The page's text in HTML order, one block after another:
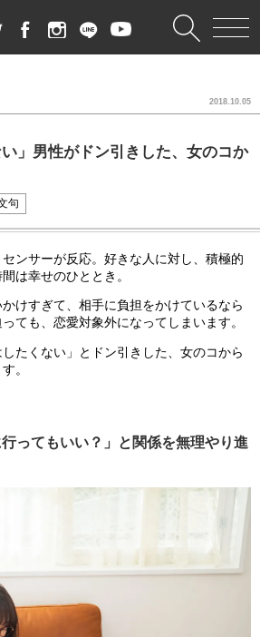
い」男性がドン引きした、女のコか
2018.10.05
句
ンサーが反応。好きな人に対し、積極的
は幸せのひととき。
けすぎて、相手に負担をかけているなら
ても、恋愛対象外になってしまいます。
たくない」とドン引きした、女のコから
。
行ってもいい？」と関係を無理やり進